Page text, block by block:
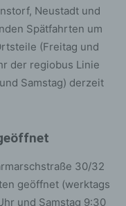
Neustadt und
Spätfahrten um
(Freitag und
der regiobus Linie
Samstag) derzeit
30/32
geöffnet (werktags
und Samstag 9:30